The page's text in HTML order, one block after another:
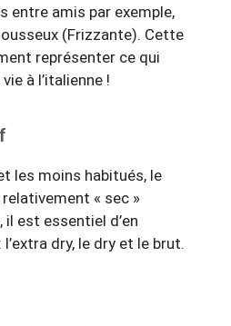
entre amis par exemple,
(Frizzante). Cette
représenter ce qui
à l’italienne !
les moins habitués, le
« sec »
il est essentiel d’en
dry, le dry et le brut.